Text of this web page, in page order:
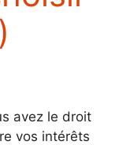
avez le droit
vos intérêts